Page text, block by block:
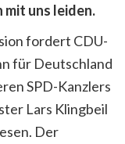
uns leiden.
fordert CDU-
für Deutschland
SPD-Kanzlers
Lars Klingbeil
Der